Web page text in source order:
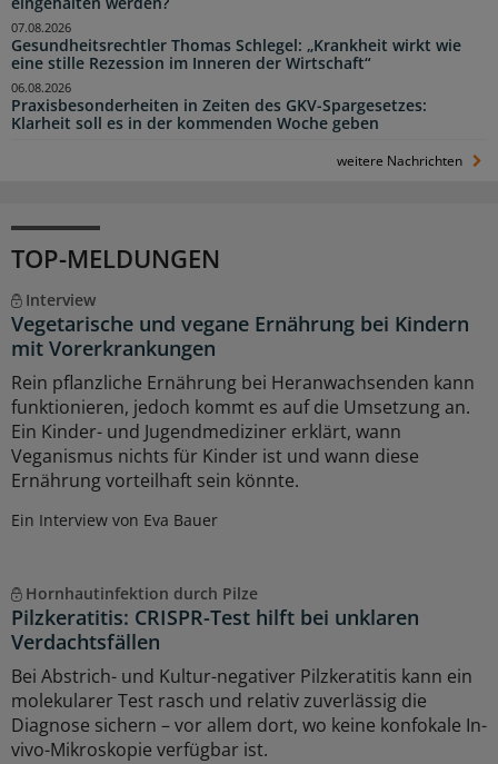
Gesundheitsrechtler Thomas Schlegel: „Krankheit wirkt wie
eine stille Rezession im Inneren der Wirtschaft“
07.08.2026
Praxisbesonderheiten in Zeiten des GKV-Spargesetzes:
Klarheit soll es in der kommenden Woche geben
06.08.2026
weitere Nachrichten
TOP-MELDUNGEN
Interview
Vegetarische und vegane Ernährung bei Kindern
mit Vorerkrankungen
Rein pflanzliche Ernährung bei Heranwachsenden kann
funktionieren, jedoch kommt es auf die Umsetzung an.
Ein Kinder- und Jugendmediziner erklärt, wann
Veganismus nichts für Kinder ist und wann diese
Ernährung vorteilhaft sein könnte.
Ein Interview von Eva Bauer
Hornhautinfektion durch Pilze
Pilzkeratitis: CRISPR-Test hilft bei unklaren
Verdachtsfällen
Bei Abstrich- und Kultur-negativer Pilzkeratitis kann ein
molekularer Test rasch und relativ zuverlässig die
Diagnose sichern – vor allem dort, wo keine konfokale In-
vivo-Mikroskopie verfügbar ist.